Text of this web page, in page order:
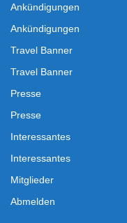
Ankündigungen
Ankündigungen
Travel Banner
Travel Banner
Presse
Presse
Interessantes
Interessantes
Mitglieder
Abmelden